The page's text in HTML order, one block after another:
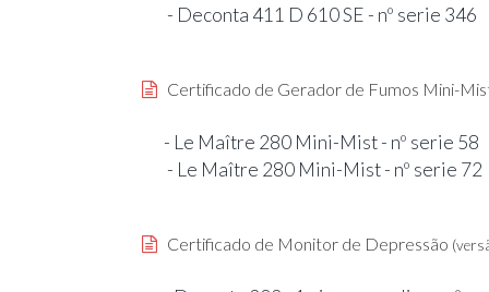
- Deconta 411 D 610 SE - nº serie 346
Certificado de Gerador de Fumos Mini-
- Le Maître 280 Mini-Mist - nº serie 58
- Le Maître 280 Mini-Mist - nº serie 72
Certificado de Monitor de Depressão